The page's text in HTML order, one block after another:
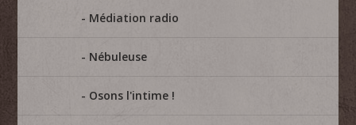
Médiation radio
Nébuleuse
Osons l'intime !